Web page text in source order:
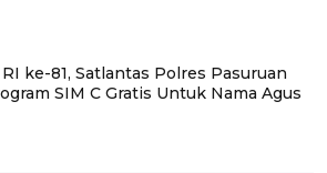
ke-81, Satlantas Polres Pasuruan
SIM C Gratis Untuk Nama Agus